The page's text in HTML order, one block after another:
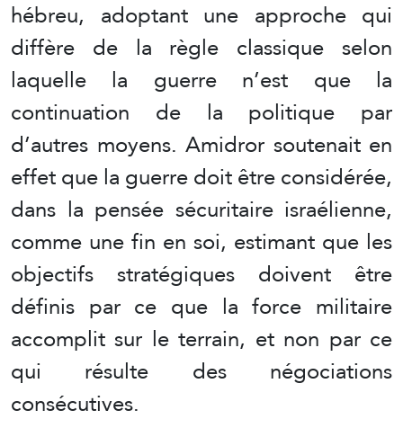
hébreu, adoptant une approche qui
diffère de la règle classique selon
laquelle la guerre n’est que la
continuation de la politique par
d’autres moyens. Amidror soutenait en
effet que la guerre doit être considérée,
dans la pensée sécuritaire israélienne,
comme une fin en soi, estimant que les
objectifs stratégiques doivent être
définis par ce que la force militaire
accomplit sur le terrain, et non par ce
qui résulte des négociations
consécutives.